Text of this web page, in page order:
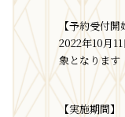
【予約受付開
2022年10月
象となります
【実施期間】